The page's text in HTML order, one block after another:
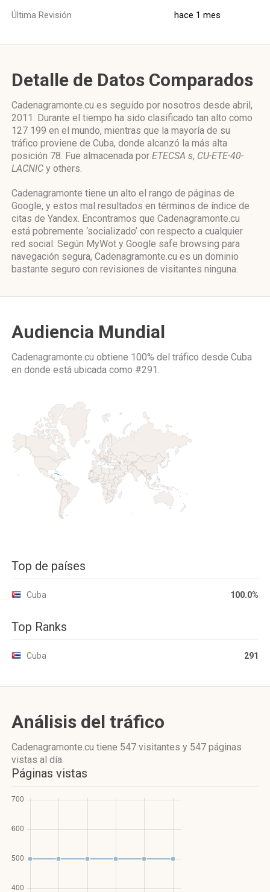
Última Revisión hace 1 mes
Detalle de Datos Comparados
Cadenagramonte.cu es seguido por nosotros desde abril,
2011. Durante el tiempo ha sido clasificado tan alto como
127 199 en el mundo, mientras que la mayoría de su
tráfico proviene de Cuba, donde alcanzó la más alta
posición 78. Fue almacenada por ETECSA s, CU-ETE-40-
LACNIC y others.
Cadenagramonte tiene un alto el rango de páginas de
Google, y estos mal resultados en términos de índice de
citas de Yandex. Encontramos que Cadenagramonte.cu
está pobremente ‘socializado’ con respecto a cualquier
red social. Según MyWot y Google safe browsing para
navegación segura, Cadenagramonte.cu es un dominio
bastante seguro con revisiones de visitantes ninguna.
Audiencia Mundial
Cadenagramonte.cu obtiene 100% del tráfico desde Cuba
en donde está ubicada como #291.
Top de países
Cuba 100.0%
Top Ranks
Cuba 291
Análisis del tráfico
Cadenagramonte.cu tiene 547 visitantes y 547 páginas
vistas al día
Páginas vistas